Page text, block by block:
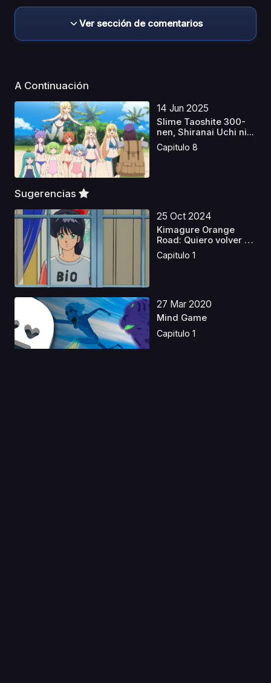
Ver sección de comentarios
A Continuación
14 Jun 2025
Slime Taoshite 300-
nen, Shiranai Uchi ni...
Capitulo 8
Sugerencias
25 Oct 2024
Kimagure Orange
Road: Quiero volver a
es...
Capitulo 1
27 Mar 2020
Mind Game
Capitulo 1